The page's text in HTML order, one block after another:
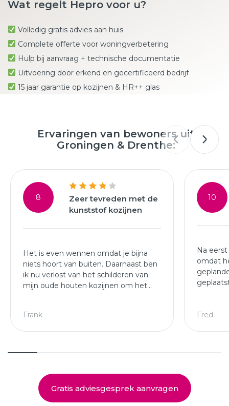
Wat regelt Hepro voor u?
Volledig gratis advies aan huis
Complete offerte voor woningverbetering
Hulp bij aanvraag + technische documentatie
Uitvoering door erkend en gecertificeerd bedrijf
15 jaar garantie op kozijnen & HR++ glas
Ervaringen van bewoners uit
Groningen & Drenthe:
8
Zeer tevreden met de
kunststof kozijnen
Het is even wennen omdat je bijna
niets hoort van buiten. Daarnaast ben
ik nu verlost van het schilderen van
mijn oude houten kozijnen om het
deuren hebben geplaatst.
Frank
10
Na
omdat
Fred
Gratis adviesgesprek aanvragen